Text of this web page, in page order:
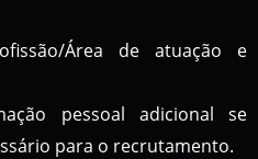
Área de atuação e
pessoal adicional se
para o recrutamento.